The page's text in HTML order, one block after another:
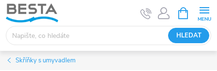
Přejít
na
obsah
HLEDAT
NÁKUPNÍ
KOŠÍK
Skříňky s umyvadlem